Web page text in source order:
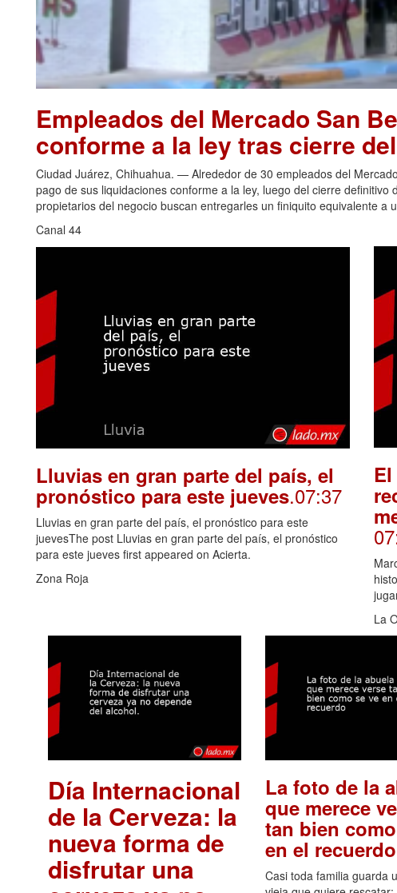
Empleados del Mercado San
conforme a la ley tras cierre
Ciudad Juárez, Chihuahua. — Alrededor de 30 empleados del
pago de sus liquidaciones conforme a la ley, luego del cierre
propietarios del negocio buscan entregarles un finiquito equivalente a
Canal 44
Lluvias en gran parte del país, el
pronóstico para este jueves.07:37
Lluvias en gran parte del país, el pronóstico para este
juevesThe post Lluvias en gran parte del país, el pronóstico
para este jueves first appeared on Acierta.
Zona Roja
La
Día Internacional
de la Cerveza: la
nueva forma de
disfrutar una
La foto de la
que merece
tan bien
en el recuerdo
Casi toda familia guarda